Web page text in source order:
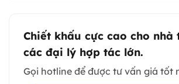
Chiết khấu cực cao cho nhà
các đại lý hợp tác lớn.
Gọi hotline để được tư vấn giá tốt